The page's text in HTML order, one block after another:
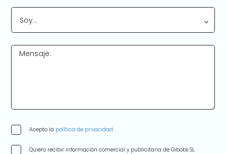
Soy…
Mensaje:
Acepto la política de privacidad.
Quiero recibir información comercial y publicitaria de Gibobs SL.